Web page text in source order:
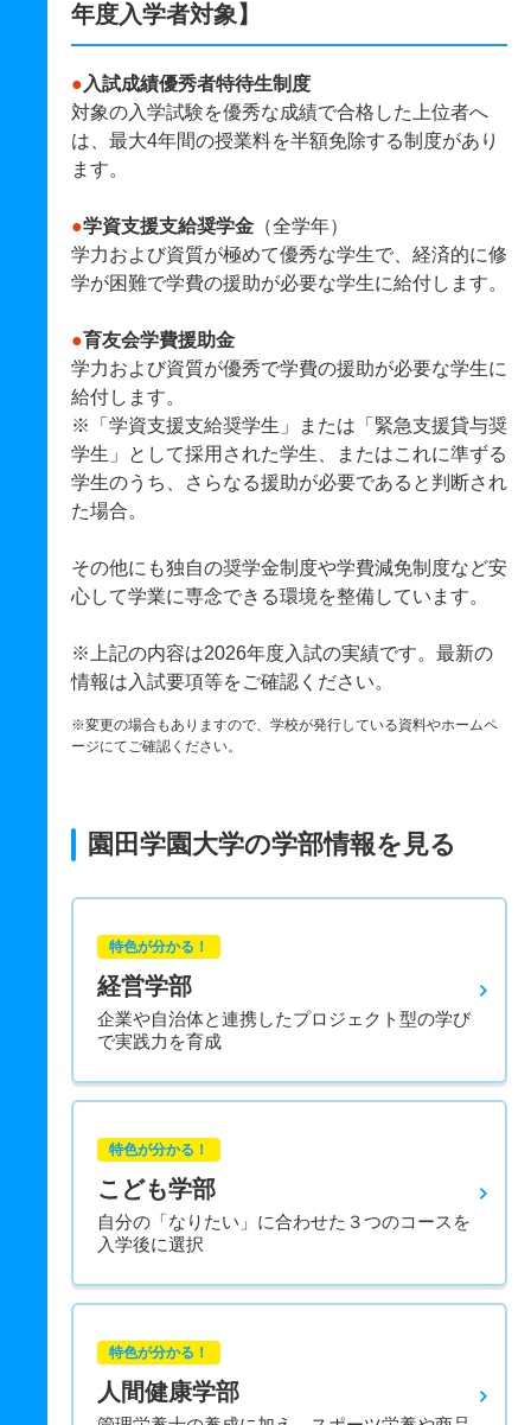
年度入学者対象】
● 入試成績優秀者特待生制度
対象の入学試験を優秀な成績で合格した上位者へ
は、最大4年間の授業料を半額免除する制度があり
ます。
●学資支援支給奨学金 （全学年）
学力および資質が極めて優秀な学生で、経済的に修
学が困難で学費の援助が必要な学生に給付します。
●育友会学費援助金
学力および資質が優秀で学費の援助が必要な学生に
給付します。
※「学資支援支給奨学生」または「緊急支援貸与奨
学生」として採用された学生、またはこれに準ずる
学生のうち、さらなる援助が必要であると判断され
た場合。
その他にも独自の奨学金制度や学費減免制度など安
心して学業に専念できる環境を整備しています。
※上記の内容は2026年度入試の実績です。最新の
情報は入試要項等をご確認ください。
※変更の場合もありますので、学校が発行している資料やホームペ
ージにてご確認ください。
園田学園大学の学部情報を見る
特色が分かる！
経営学部
企業や自治体と連携したプロジェクト型の学び
で実践力を育成
特色が分かる！
こども学部
自分の「なりたい」に合わせた３つのコースを
入学後に選択
特色が分かる！
人間健康学部